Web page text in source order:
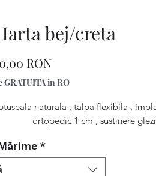
bej/creta
RONPreț
in RO
naturala , talpa flexibila ,
ortopedic 1 cm , sustinere
*